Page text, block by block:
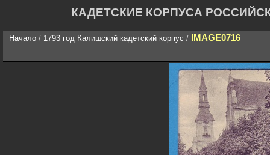
КАДЕТСКИЕ КОРПУСА
Начало / 1793 год Калишский кадетский корпус / IMAGE0716